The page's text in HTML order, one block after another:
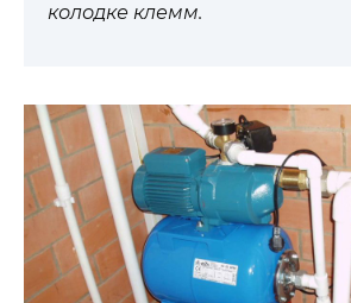
колодке клемм.